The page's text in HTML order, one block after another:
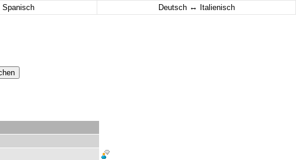
Spanisch Deutsch ↔ Italienisch